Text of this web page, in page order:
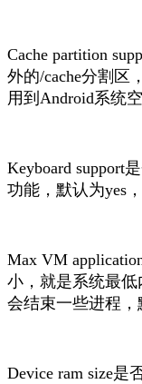
Cache partition
外的/cache分割区
用到Android系统
Keyboard support
功能，默认为yes
Max VM
小，就是系统最
会结束一些进程，
Device ram size是